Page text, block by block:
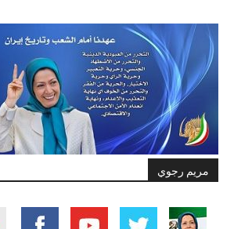
مريم رجوي